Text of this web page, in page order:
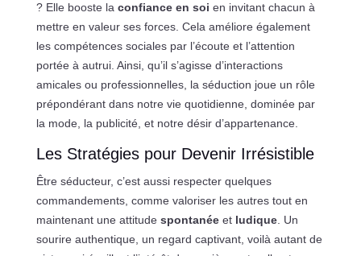
? Elle booste la confiance en soi en invitant chacun à
mettre en valeur ses forces. Cela améliore également
les compétences sociales par l’écoute et l’attention
portée à autrui. Ainsi, qu’il s’agisse d’interactions
amicales ou professionnelles, la séduction joue un rôle
prépondérant dans notre vie quotidienne, dominée par
la mode, la publicité, et notre désir d’appartenance.
Les Stratégies pour Devenir Irrésistible
Être séducteur, c’est aussi respecter quelques
commandements, comme valoriser les autres tout en
maintenant une attitude spontanéeet ludique. Un
sourire authentique, un regard captivant, voilà autant de